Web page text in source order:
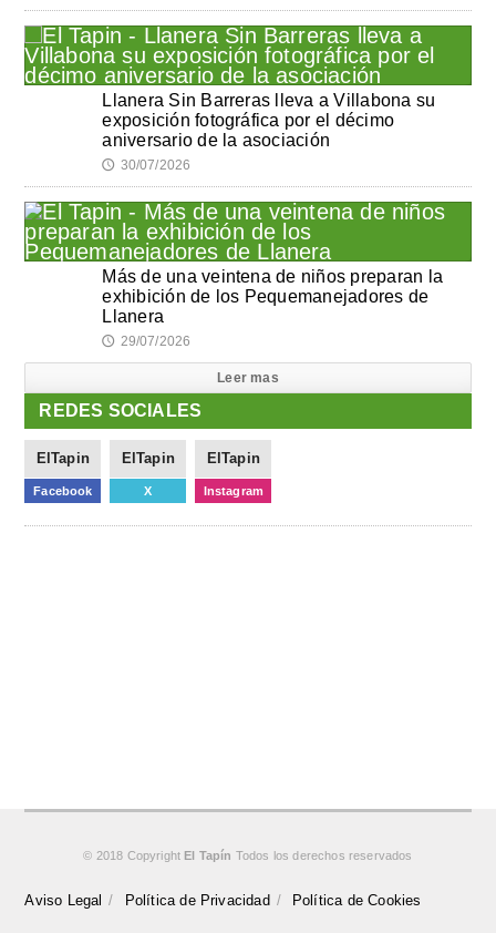
Llanera Sin Barreras lleva a Villabona su
exposición fotográfica por el décimo
aniversario de la asociación
🕔 30/07/2026
Más de una veintena de niños preparan la
exhibición de los Pequemanejadores de
Llanera
🕔 29/07/2026
Leer mas
REDES SOCIALES
ElTapin
Facebook
ElTapin
X
ElTapin
Instagram
© 2018 Copyright El Tapín Todos los derechos reservados
Aviso Legal Política de Privacidad Política de Cookies